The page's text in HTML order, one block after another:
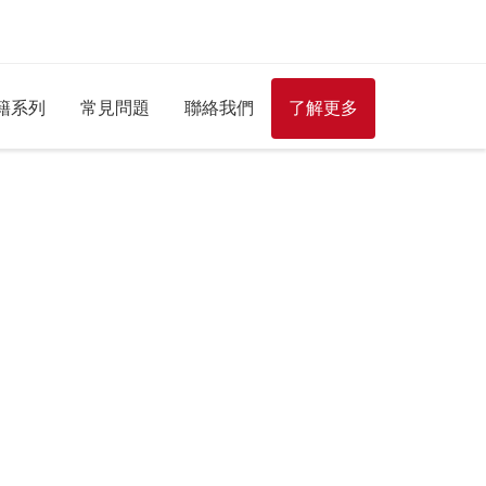
系列 常見問題 聯絡我們 了解更多